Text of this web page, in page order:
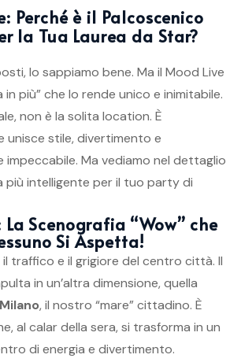
Perché è il Palcoscenico
la Tua Laurea da Star?
lo sappiamo bene. Ma il Mood Live
in più” che lo rende unico e inimitabile.
non è la solita location. È
unisce stile, divertimento e
impeccabile. Ma vediamo nel dettaglio
più intelligente per il tuo party di
La Scenografia “Wow” che
Si Aspetta!
il traffico e il grigiore del centro città. Il
in un’altra dimensione, quella
, il nostro “mare” cittadino. È
al calar della sera, si trasforma in un
di energia e divertimento.